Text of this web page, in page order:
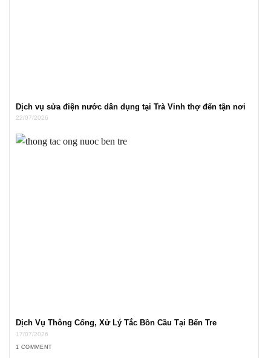
Dịch vụ sửa điện nước dân dụng tại Trà Vinh thợ đến tận nơi
22/07/2026
Dịch Vụ Thông Cống, Xử Lý Tắc Bồn Cầu Tại Bến Tre
17/07/2026
1 COMMENT